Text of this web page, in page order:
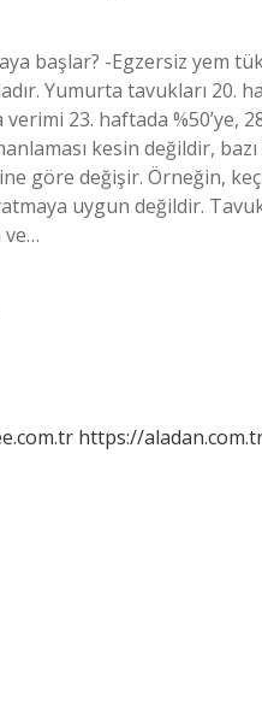
başlar? -Egzersiz yem
Yumurta tavukları 20.
23. haftada %50’ye,
kesin değildir,
göre değişir. Örneğin,
uygun değildir.
ve…
https://